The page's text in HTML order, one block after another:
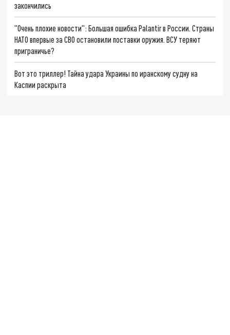
закончились
"Очень плохие новости": Большая ошибка Palantir в России. Страны
НАТО впервые за СВО остановили поставки оружия. ВСУ теряют
приграничье?
Вот это триллер! Тайна удара Украины по иранскому судну на
Каспии раскрыта